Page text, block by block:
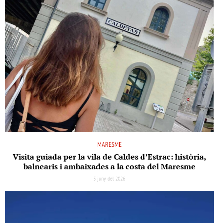
MARESME
Visita guiada per la vila de Caldes d’Estrac: història,
balnearis i ambaixades a la costa del Maresme
5 juny del 2026